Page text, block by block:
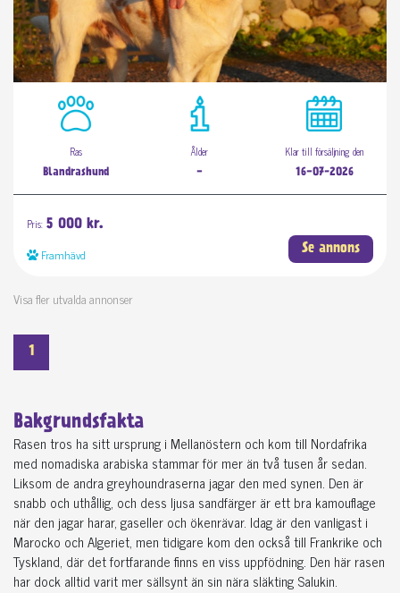
Ras
Blandrashund
Ålder
-
Klar till försäljning den
16-07-2026
Framhävd
Pris: 5 000 kr.
Se annons
Visa fler utvalda annonser
1
Bakgrundsfakta
Rasen tros ha sitt ursprung i Mellanöstern och kom till Nordafrika
med nomadiska arabiska stammar för mer än två tusen år sedan.
Liksom de andra greyhoundraserna jagar den med synen. Den är
snabb och uthållig, och dess ljusa sandfärger är ett bra kamouflage
när den jagar harar, gaseller och ökenrävar. Idag är den vanligast i
Marocko och Algeriet, men tidigare kom den också till Frankrike och
Tyskland, där det fortfarande finns en viss uppfödning. Den här rasen
har dock alltid varit mer sällsynt än sin nära släkting Salukin.